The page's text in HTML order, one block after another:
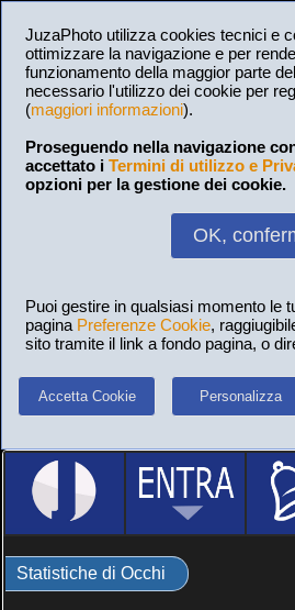
JuzaPhoto utilizza cookies tecnici e
ottimizzare la navigazione e per
funzionamento della maggior parte
necessario l'utilizzo dei cookie per
(maggiori informazioni).
Proseguendo nella navigazione
accettato i Termini di utilizzo e
opzioni per la gestione dei cookie.
OK,
Puoi gestire in qualsiasi momento le
pagina Preferenze Cookie,
sito tramite il link a fondo pagina, o
Accetta Cookie Personalizza
Statistiche di Occhi